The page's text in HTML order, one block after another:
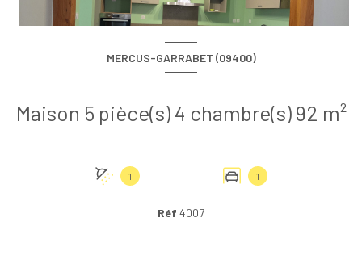
MERCUS-GARRABET (09400)
Maison 5 pièce(s) 4 chambre(s) 92 m²
1 1
Réf 4007